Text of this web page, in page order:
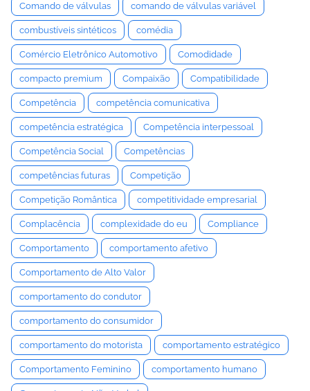
Comando de válvulas comando de válvulas variável
combustíveis sintéticos comédia
Comércio Eletrônico Automotivo Comodidade
compacto premium Compaixão Compatibilidade
Competência competência comunicativa
competência estratégica Competência interpessoal
Competência Social Competências
competências futuras Competição
Competição Romântica competitividade empresarial
Complacência complexidade do eu Compliance
Comportamento comportamento afetivo
Comportamento de Alto Valor
comportamento do condutor
comportamento do consumidor
comportamento do motorista comportamento estratégico
Comportamento Feminino comportamento humano